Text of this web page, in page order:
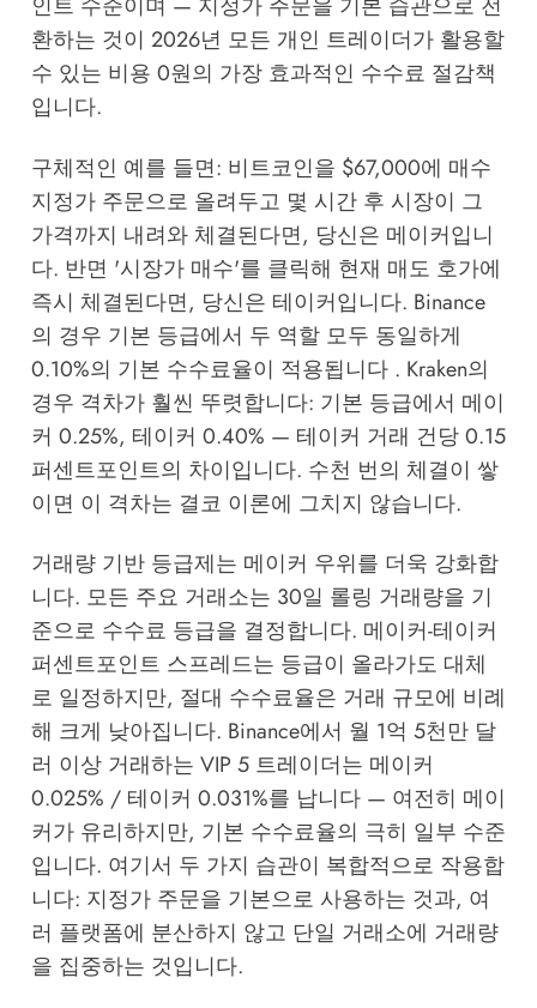
인트 수준이며 — 지정가 주문을 기본 습관으로 전
환하는 것이 2026년 모든 개인 트레이더가 활용할
수 있는 비용 0원의 가장 효과적인 수수료 절감책
입니다.
구체적인 예를 들면: 비트코인을 $67,000에 매수
지정가 주문으로 올려두고 몇 시간 후 시장이 그
가격까지 내려와 체결된다면, 당신은 메이커입니
다. 반면 '시장가 매수'를 클릭해 현재 매도 호가에
즉시 체결된다면, 당신은 테이커입니다. Binance
의 경우 기본 등급에서 두 역할 모두 동일하게
0.10%의 기본 수수료율이 적용됩니다 . Kraken의
경우 격차가 훨씬 뚜렷합니다: 기본 등급에서 메이
커 0.25%, 테이커 0.40% — 테이커 거래 건당 0.15
퍼센트포인트의 차이입니다. 수천 번의 체결이 쌓
이면 이 격차는 결코 이론에 그치지 않습니다.
거래량 기반 등급제는 메이커 우위를 더욱 강화합
니다. 모든 주요 거래소는 30일 롤링 거래량을 기
준으로 수수료 등급을 결정합니다. 메이커-테이커
퍼센트포인트 스프레드는 등급이 올라가도 대체
로 일정하지만, 절대 수수료율은 거래 규모에 비례
해 크게 낮아집니다. Binance에서 월 1억 5천만 달
러 이상 거래하는 VIP 5 트레이더는 메이커
0.025% / 테이커 0.031%를 납니다 — 여전히 메이
커가 유리하지만, 기본 수수료율의 극히 일부 수준
입니다. 여기서 두 가지 습관이 복합적으로 작용합
니다: 지정가 주문을 기본으로 사용하는 것과, 여
러 플랫폼에 분산하지 않고 단일 거래소에 거래량
을 집중하는 것입니다.